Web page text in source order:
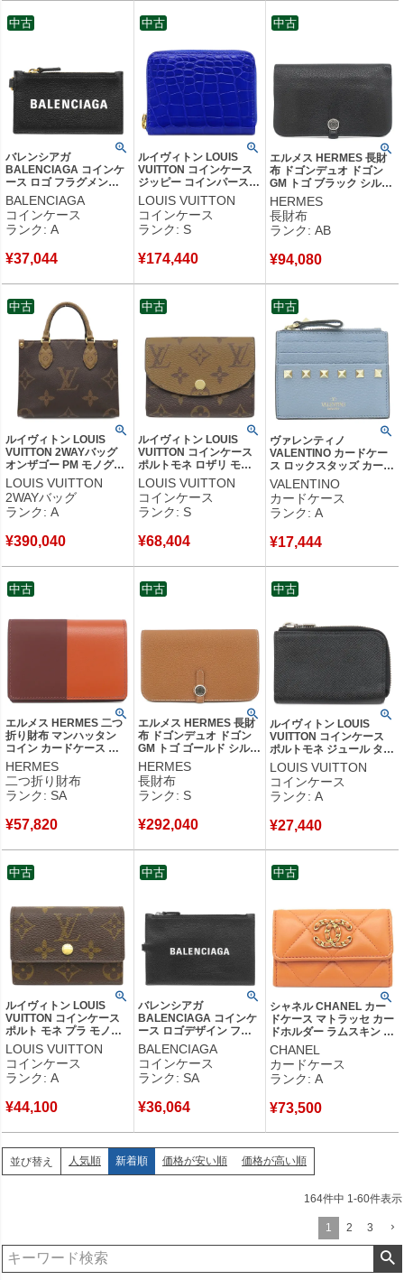
バレンシアガ
BALENCIAGA コインケ
ース ロゴ フラグメント
ケース レザー ブラック
ゴールド金具 黒 ネック
ポーチ カードケース
594548 【箱】 【中古】
BALENCIAGA
コインケース
ランク: A
¥37,044
中古
ルイヴィトン LOUIS
VUITTON コインケース
ジッピー コインパース
クロコダイル ブルーサン
トリン ゴールド金具 青
ラウンドジップ 小銭入れ
N96069 MI1109 【箱】
LOUIS VUITTON
コインケース
ランク: S
¥174,440
中古
エルメス HERMES 長財
布 ドゴンデュオ ドゴン
GM トゴ ブラック シルバ
ー金具 黒 □Q 【中古】中
古品
HERMES
長財布
ランク: AB
¥94,080
中古
ルイヴィトン LOUIS
VUITTON 2WAYバッグ
オンザゴー PM モノグラ
ムキャンバス モノグラム
リバースキャンバス モノ
グラムリバース ゴールド
金具 ショルダー ハンド
【箱】 【中古】中古美品
LOUIS VUITTON
2WAYバッグ
ランク: A
¥390,040
中古
ルイヴィトン LOUIS
VUITTON コインケース
ポルトモネ ロザリ モノ
グラムキャンバス モノグ
ラムリバースキャンバス
モノグラムリバース ゴー
ルド金具 小銭入れ カー
【保存袋】 【中古】未使
LOUIS VUITTON
コインケース
ランク: S
¥68,404
中古
ヴァレンティノ
VALENTINO カードケー
ス ロックスタッズ カード
ホルダー レザー ブルー
ゴールド金具 コインケー
ス 小銭入れ フラグメント
ケース 【箱】 【中古】中
VALENTINO
カードケース
ランク: A
¥17,444
中古
エルメス HERMES 二つ
折り財布 マンハッタン
コイン カードケース ボ
ックスカーフ ヴォースイ
フト オレンジ系×ボルド
ー系 シルバー金具 コン
パクト財布 コインケース
印 【中古】新品同様品
HERMES
二つ折り財布
ランク: SA
¥57,820
中古
エルメス HERMES 長財
布 ドゴンデュオ ドゴン
GM トゴ ゴールド シルバ
ー金具 茶 二つ折り財布
2024年製 W 【箱】 【中
古】未使用保管品
HERMES
長財布
ランク: S
¥292,040
中古
ルイヴィトン LOUIS
VUITTON コインケース
ポルトモネ ジュール タイ
ガ アルドワーズ シルバー
金具 黒 小銭入れ M63375
RFID 【箱】 【中古】中
古美品
LOUIS VUITTON
コインケース
ランク: A
¥27,440
中古
ルイヴィトン LOUIS
VUITTON コインケース
ポルト モネ プラ モノグ
ラムキャンバス モノグラ
ム ゴールド金具 茶 小銭
入れ カードケース
M61930 MI0014 【中
LOUIS VUITTON
コインケース
ランク: A
¥44,100
中古
バレンシアガ
BALENCIAGA コインケ
ース ロゴデザイン フラ
グメントケース レザー
ブラック シルバー金具
黒 ネックポーチ カード
ケース 616015 【箱】
BALENCIAGA
コインケース
ランク: SA
¥36,064
中古
シャネル CHANEL カー
ドケース マトラッセ カー
ドホルダー ラムスキン オ
レンジ ゴールド金具 ココ
マーク コインケース 小銭
入れ ランダムシアリル
【箱】 【中古】中古美品
CHANEL
カードケース
ランク: A
¥73,500
中古
並び替え 人気順 新着順 価格が安い順 価格が高い順
164件中 1-60件表示
1 2 3